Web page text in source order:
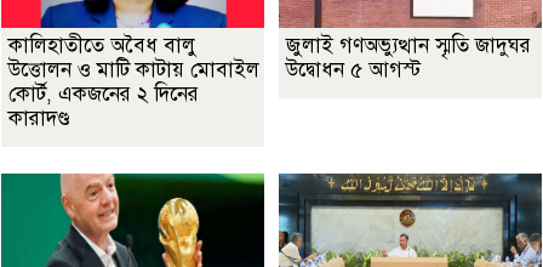
কালিহাতীতে অবৈধ বালু
উত্তোলন ও মাটি কাটায় মোবাইল
কোর্ট, একজনের ২ দিনের
কারাদণ্ড
জুলাই গণঅভ্যুত্থান স্মৃতি জাদুঘর
উদ্বোধন ৫ আগস্ট